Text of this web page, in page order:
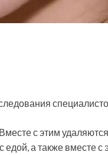
с этим
едой, а также вместе